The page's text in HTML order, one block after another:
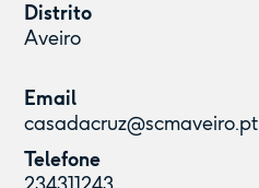
Distrito
Aveiro
Email
casadacruz@scmaveiro.pt
Telefone